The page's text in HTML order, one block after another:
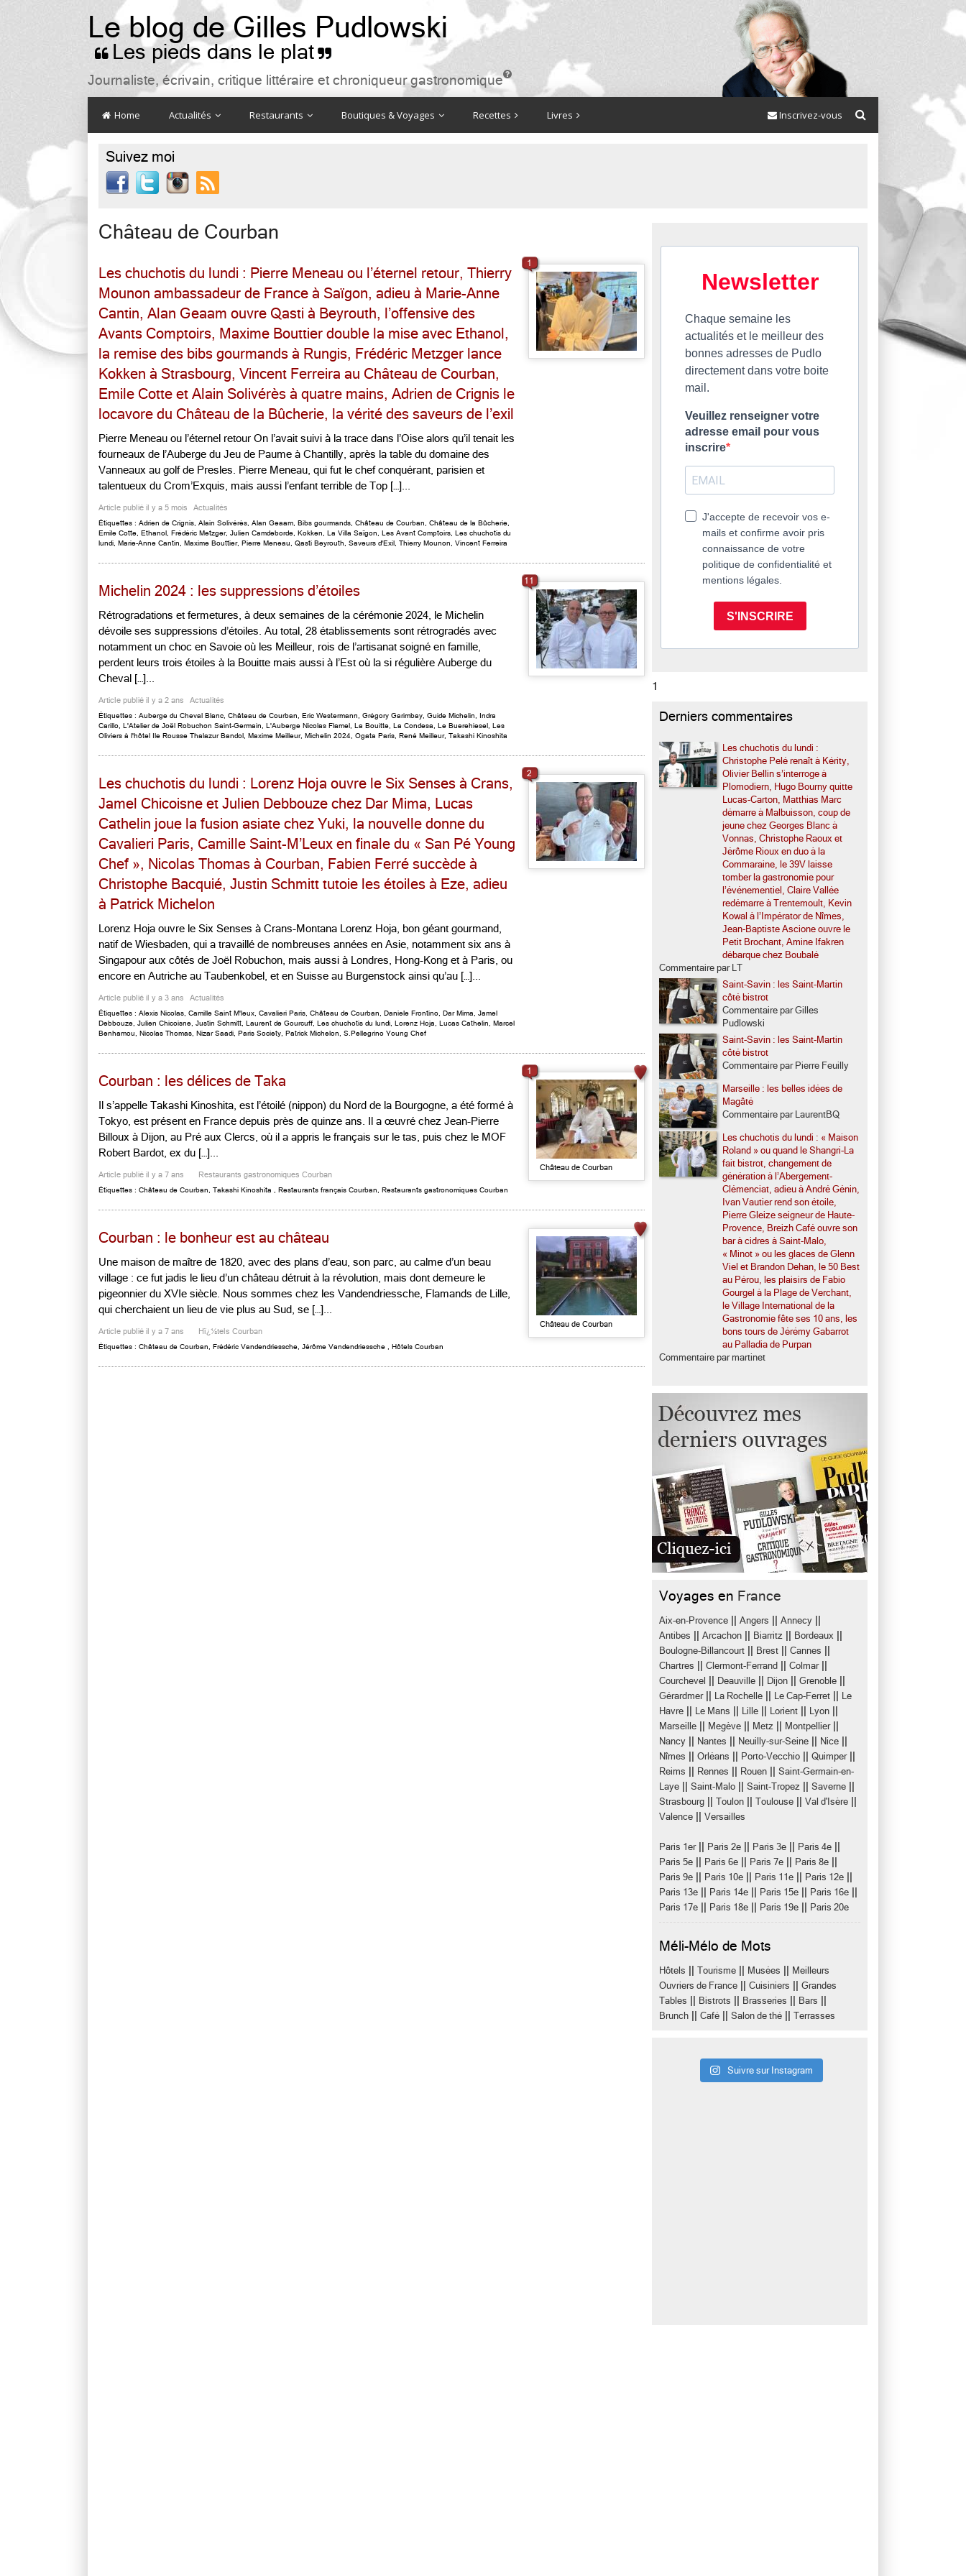
Le blog de Gilles Pudlowski
 Les pieds dans le plat 
Journaliste, écrivain, critique littéraire et chroniqueur gastronomique

Home Actualités Restaurants Boutiques & Voyages Recettes Livres Inscrivez-vous
Suivez moi

Château de Courban
Les chuchotis du lundi : Pierre Meneau ou l’éternel retour, Thierry
Mounon ambassadeur de France à Saïgon, adieu à Marie-Anne
Cantin, Alan Geaam ouvre Qasti à Beyrouth, l’offensive des
Avants Comptoirs, Maxime Bouttier double la mise avec Ethanol,
la remise des bibs gourmands à Rungis, Frédéric Metzger lance
Kokken à Strasbourg, Vincent Ferreira au Château de Courban,
Emile Cotte et Alain Solivérès à quatre mains, Adrien de Crignis le
locavore du Château de la Bûcherie, la vérité des saveurs de l’exil
Pierre Meneau ou l’éternel retour On l’avait suivi à la trace dans l’Oise alors qu’il tenait les
fourneaux de l’Auberge du Jeu de Paume à Chantilly, après la table du domaine des
Vanneaux au golf de Presles. Pierre Meneau, qui fut le chef conquérant, parisien et
talentueux du Crom’Exquis, mais aussi l’enfant terrible de Top […]...
Article publié il y a 5 mois Actualités
Étiquettes : Adrien de Crignis Alain Solivérès Alan Geaam Bibs gourmands Château de Courban Château de la Bûcherie
Emile Cotte Ethanol Frédéric Metzger, Julien Camdeborde Kokken La Villa Saïgon Les Avant Comptoirs Les chuchotis du
lundi Marie-Anne Cantin Maxime Bouttier, Pierre Meneau Qasti Beyrouth Saveurs d'Exil Thierry Mounon Vincent Ferreira
1
Michelin 2024 : les suppressions d’étoiles
Rétrogradations et fermetures, à deux semaines de la cérémonie 2024, le Michelin
dévoile ses suppressions d’étoiles. Au total, 28 établissements sont rétrogradés avec
notamment un choc en Savoie où les Meilleur, rois de l’artisanat soigné en famille,
perdent leurs trois étoiles à la Bouitte mais aussi à l’Est où la si régulière Auberge du
Cheval […]...
Article publié il y a 2 ans Actualités
Étiquettes : Auberge du Cheval Blanc Château de Courban Eric Westermann Grégory Garimbay Guide Michelin
Indra
Carillo L'Atelier de Joël Robuchon Saint-Germain L'Auberge Nicolas Flamel La Bouitte La Condesa Le Buerehiesel Les
Oliviers à l'hôtel Ile Rousse Thalazur Bandol Maxime Meilleur, Michelin 2024 Ogata Paris René Meilleur, Takashi Kinoshita
11
Les chuchotis du lundi : Lorenz Hoja ouvre le Six Senses à Crans,
Jamel Chicoisne et Julien Debbouze chez Dar Mima, Lucas
Cathelin joue la fusion asiate chez Yuki, la nouvelle donne du
Cavalieri Paris, Camille Saint-M’Leux en finale du « San Pé Young
Chef », Nicolas Thomas à Courban, Fabien Ferré succède à
Christophe Bacquié, Justin Schmitt tutoie les étoiles à Eze, adieu
à Patrick Michelon
Lorenz Hoja ouvre le Six Senses à Crans-Montana Lorenz Hoja, bon géant gourmand,
natif de Wiesbaden, qui a travaillé de nombreuses années en Asie, notamment six ans à
Singapour aux côtés de Joël Robuchon, mais aussi à Londres, Hong-Kong et à Paris, ou
encore en Autriche au Taubenkobel, et en Suisse au Burgenstock ainsi qu’au […]...
Article publié il y a 3 ans Actualités
Étiquettes : Alexis Nicolas Camille Saint M'leux Cavalieri Paris Château de Courban Daniele Frontino Dar Mima
Jamel
Debbouze Julien Chicoisne Justin Schmitt Laurent de Gourcuff Les chuchotis du lundi Lorenz Hoja Lucas Cathelin
Marcel
Benhamou
Nicolas Thomas Nizar Saadi Paris Society Patrick Michelon S.Pellegrino Young Chef
2
Courban : les délices de Taka
Il s’appelle Takashi Kinoshita, est l’étoilé (nippon) du Nord de la Bourgogne, a été formé à
Tokyo, est présent en France depuis près de quinze ans. Il a œuvré chez Jean-Pierre
Billoux à Dijon, au Pré aux Clercs, où il a appris le français sur le tas, puis chez le MOF
Robert Bardot, ex du […]...
Article publié il y a 7 ans Restaurants gastronomiques Courban
Étiquettes : Château de Courban Takashi Kinoshita Restaurants français Courban Restaurants gastronomiques Courban
Château de Courban
1
Courban : le bonheur est au château
Une maison de maître de 1820, avec des plans d’eau, son parc, au calme d’un beau
village : ce fut jadis le lieu d’un château détruit à la révolution, mais dont demeure le
pigeonnier du XVIe siècle. Nous sommes chez les Vandendriessche, Flamands de Lille,
qui cherchaient un lieu de vie plus au Sud, se […]...
Article publié il y a 7 ans Hï¿½tels Courban
Étiquettes : Château de Courban Frédéric Vandendriessche Jérôme Vandendriessche Hôtels Courban
Château de Courban
Newsletter
Chaque semaine les
actualités et le meilleur des
bonnes adresses de Pudlo
directement dans votre boite
mail.
Veuillez renseigner votre
adresse email pour vous
inscrire
J'accepte de recevoir vos e-
mails et confirme avoir pris
connaissance de votre
politique de confidentialité et
mentions légales.
S'INSCRIRE
1
Derniers commentaires
Les chuchotis du lundi :
Christophe Pelé renaît à Kérity,
Olivier Bellin s’interroge à
Plomodiern, Hugo Bourny quitte
Lucas-Carton, Matthias Marc
démarre à Malbuisson, coup de
jeune chez Georges Blanc à
Vonnas, Christophe Raoux et
Jérôme Rioux en duo à la
Commaraine, le 39V laisse
tomber la gastronomie pour
l’événementiel, Claire Vallée
redémarre à Trentemoult, Kevin
Kowal à l’Impérator de Nîmes,
Jean-Baptiste Ascione ouvre le
Petit Brochant, Amine Ifakren
débarque chez Boubalé
Commentaire par LT
Saint-Savin : les Saint-Martin
côté bistrot
Commentaire par Gilles
Pudlowski
Saint-Savin : les Saint-Martin
côté bistrot
Commentaire par Pierre Feuilly
Marseille : les belles idées de
Magâté
Commentaire par LaurentBQ
Les chuchotis du lundi : « Maison
Roland » ou quand le Shangri-La
fait bistrot, changement de
génération à l’Abergement-
Clémenciat, adieu à André Génin,
Ivan Vautier rend son étoile,
Pierre Gleize seigneur de Haute-
Provence, Breizh Café ouvre son
bar à cidres à Saint-Malo,
« Minot » ou les glaces de Glenn
Viel et Brandon Dehan, le 50 Best
au Pérou, les plaisirs de Fabio
Gourgel à la Plage de Verchant,
le Village International de la
Gastronomie fête ses 10 ans, les
bons tours de Jérémy Gabarrot
au Palladia de Purpan
Commentaire par martinet
Voyages en France
Aix-en-Provence Angers Annecy
Antibes Arcachon Biarritz Bordeaux
Boulogne-Billancourt Brest Cannes
Chartres Clermont-Ferrand Colmar||
Courchevel Deauville Dijon Grenoble
Gérardmer|| La Rochelle Le Cap-Ferret
Le
Havre
Le Mans Lille Lorient Lyon
Marseille Megève Metz Montpellier||
Nancy Nantes Neuilly-sur-Seine Nice
Nîmes Orléans Porto-Vecchio Quimper||
Reims Rennes Rouen
Saint-Germain-en-
Laye
Saint-Malo Saint-Tropez Saverne
Strasbourg Toulon Toulouse Val d'Isère
Valence Versailles
Paris 1er|| Paris 2e Paris 3e Paris 4e
Paris 5e Paris 6e Paris 7e Paris 8e
Paris 9e Paris 10e Paris 11e Paris 12e
Paris 13e Paris 14e Paris 15e Paris 16e
Paris 17e Paris 18e Paris 19e Paris 20e
Méli-Mélo de Mots
Hôtels Tourisme Musées
Meilleurs
Ouvriers de France
Cuisiniers
Grandes
Tables
Bistrots Brasseries Bars
Brunch Café Salon de thé Terrasses
Suivre sur Instagram